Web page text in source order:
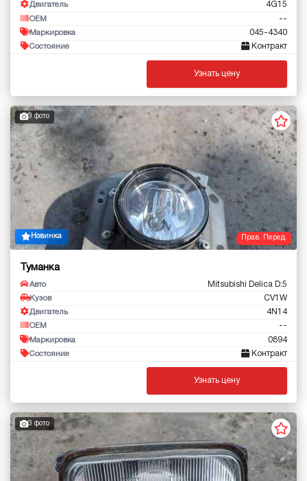
Двигатель 4G15
OEM --
Маркировка 045-4340
Состояние Контракт
Узнать цену
Прав. Перед.
3 фото
Новинка
Туманка
Авто Mitsubishi Delica D:5
Кузов CV1W
Двигатель 4N14
OEM --
Маркировка 0894
Состояние Контракт
Узнать цену
3 фото